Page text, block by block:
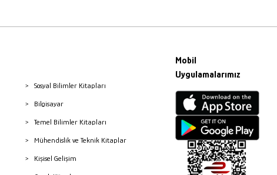
Sosyal Bilimler Kitapları
Bilgisayar
Temel Bilimler Kitapları
Mühendislik ve Teknik Kitaplar
Kişisel Gelişim
Mobil
Uygulamalarımız